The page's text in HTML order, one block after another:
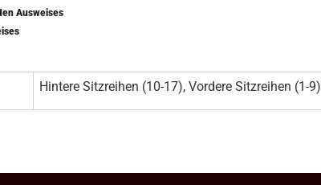
Ausweises
Hintere Sitzreihen (10-17), Vordere Sitzreihen (1-9)